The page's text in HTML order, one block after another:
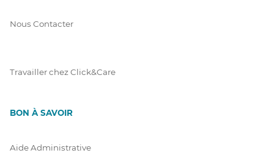
Nous Contacter
Travailler chez Click&Care
BON À SAVOIR
Aide Administrative